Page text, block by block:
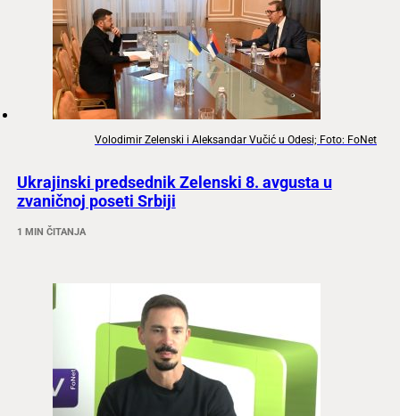
Volodimir Zelenski i Aleksandar Vučić u Odesi; Foto: FoNet
Ukrajinski predsednik Zelenski 8. avgusta u
zvaničnoj poseti Srbiji
1 MIN ČITANJA